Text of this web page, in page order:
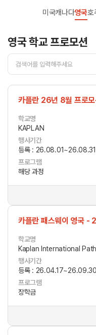
미국캐나다영국호
영국 학교 프로모션
카플란 26년 8월 프로모
학교명
KAPLAN
행사기간
등록 : 26.08.01~26.08.31
프로그램
해당 과정
카플란 패스웨이 영국 -
학교명
Kaplan International
행사기간
등록 : 26.04.17~26.09.30
프로그램
장학금